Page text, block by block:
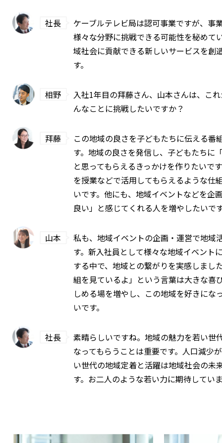
社長
ケーブルテレビ局は認可事業ですが、事
様々な分野に挑戦できる可能性を秘めて
域社会に貢献できる新しいサービスを創
す。
相野
入社1年目の拜藤さん、山本さんは、こ
んなことに挑戦したいですか？
拜藤
この地域の良さを子どもたちに伝える番
す。地域の良さを発信し、子どもたちに
と思ってもらえるきっかけを作りたいで
を授業などで活用してもらえるような仕
いです。他にも、地域イベントなどを企
良い」と感じてくれる人を増やしたいで
山本
私も、地域イベントの企画・運営で地域
す。新入社員として様々な地域イベント
する中で、地域との繋がりを実感しまし
組を見ているよ」という言葉は大きな喜
しめる場を増やし、この地域を好きにな
いです。
社長
素晴らしいですね。地域の魅力を若い世
なってもらうことは重要です。人口減少
い世代の地域定着と活躍は地域社会の未
す。お二人のような若い力に期待してい